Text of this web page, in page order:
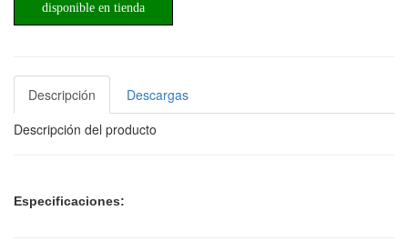
disponible en tienda
Descripción
Descargas
Descripción del producto
Especificaciones: